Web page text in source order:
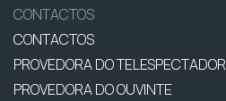
CONTACTOS
CONTACTOS
PROVEDORA DO TELESPECTADOR
PROVEDORA DO OUVINTE